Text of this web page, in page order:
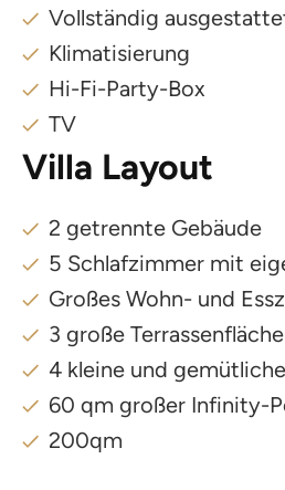
Vollständig
Klimatisierung
Hi-Fi-Party-Box
TV
Villa Layout
2 getrennte Gebäude
5 Schlafzimmer mit
Großes Wohn- und
3 große
4 kleine und
60 qm großer Infinity-
200qm